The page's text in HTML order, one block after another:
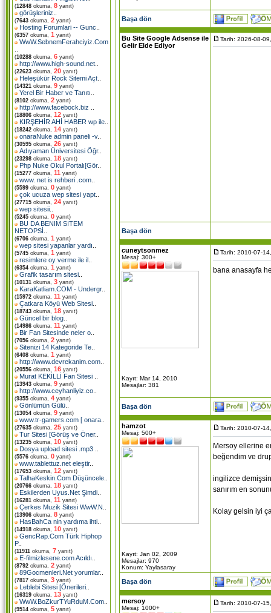
(12848 okuma, 8 yanıt)
görüşleriniz
(7643 okuma, 2 yanıt)
Hosting Forumlari -- Gunc
(6357 okuma, 1 yanıt)
WwW.SebnemFerahciyiz.Com
(10288 okuma, 6 yanıt)
http://www.high-sound.net
(22623 okuma, 20 yanıt)
Heleşükür Rock Sitemi Açt
(14321 okuma, 9 yanıt)
Yerel Bir Haber ve Tanıtı
(8102 okuma, 2 yanıt)
http://www.facebock.biz
(18806 okuma, 12 yanıt)
KIRŞEHİR AHİ HABER wp ile
(18242 okuma, 14 yanıt)
onaraNuke admin paneli -v..
(30595 okuma, 26 yanıt)
Adıyaman Üniversitesi Öğr..
(23298 okuma, 18 yanıt)
Php Nuke Okul Portalı[Gör..
(15277 okuma, 11 yanıt)
www. net is rehberi .com
(5599 okuma, 0 yanıt)
çok ucuza wep sitesi yapt
(27715 okuma, 24 yanıt)
wep sitesii
(5245 okuma, 0 yanıt)
BU DA BENIM SITEM
NETOPSİ
(6706 okuma, 1 yanıt)
wep sitesi yapanlar yardı
(5745 okuma, 1 yanıt)
resimlere oy verme ile il
(6354 okuma, 1 yanıt)
Grafik tasarım sitesi
(10131 okuma, 3 yanıt)
KaraKatliam.COM - Undergr..
(15972 okuma, 11 yanıt)
Çatkara Köyü Web Sitesi
(18743 okuma, 18 yanıt)
Güncel bir blog
(14986 okuma, 11 yanıt)
Bir Fan Sitesinde neler o
(7056 okuma, 2 yanıt)
Sitenizi 14 Kategoride Te
(6408 okuma, 1 yanıt)
http://www.devrekanim.com
(20556 okuma, 16 yanıt)
Murat KEKİLLİ Fan Sitesi
(13943 okuma, 9 yanıt)
http://www.ceyhanliyiz.co
(9355 okuma, 4 yanıt)
Gönlümün Gülü
(13054 okuma, 9 yanıt)
www.tr-gamers.com [ onara
(27635 okuma, 25 yanıt)
Tur Sitesi [Görüş ve Öner..
(13235 okuma, 10 yanıt)
Dosya upload sitesi .mp3
(5576 okuma, 0 yanıt)
www.tablettuz.net eleştir..
(17653 okuma, 12 yanıt)
TalhaKeskin.Com Düşüncele
(20766 okuma, 18 yanıt)
Eskilerden Uyus.Net Şimdi
(16281 okuma, 11 yanıt)
Çerkes Muzik Sitesi WwW.N
(13906 okuma, 8 yanıt)
HasBahCa nin yardıma ihti
(14918 okuma, 10 yanıt)
GencRap.Com Türk Hiphop
P..
(11911 okuma, 7 yanıt)
E-filmizlesene.com Acıldı
(8792 okuma, 2 yanıt)
89Gocmenleri.Net yorumlar..
(7817 okuma, 3 yanıt)
Leblebi Sitesi [Önerileri
(16319 okuma, 13 yanıt)
WwW.BoZkurTYuRduM.Com
(9514 okuma, 5 yanıt)
Başa dön
Bu Site Google Adsense ile
Gelir Elde Ediyor
Tarih: 2026-08-
Başa dön
cuneytsonmez
Mesaj: 300+
Kayıt: Mar 14, 2010
Mesajlar: 381
Tarih: 2010-07-
bana anasayfa
Başa dön
hamzot
Mesaj: 500+
Kayıt: Jan 02, 2009
Mesajlar: 970
Konum: Yaylasaray
Tarih: 2010-07-
Mersoy ellerine
beğendim ve
ingilizce
sanırım en
Kolay gelsin iyi
Başa dön
mersoy
Mesaj: 1000+
Tarih: 2010-07-